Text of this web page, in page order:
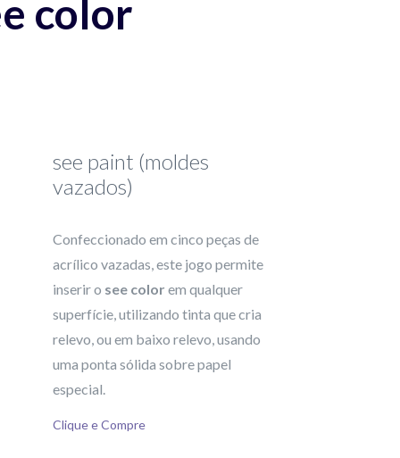
color
see paint (moldes
vazados)
Confeccionado em cinco peças de
acrílico vazadas, este jogo permite
inserir o see color em qualquer
superfície, utilizando tinta que cria
relevo, ou em baixo relevo, usando
uma ponta sólida sobre papel
especial.
Clique e Compre